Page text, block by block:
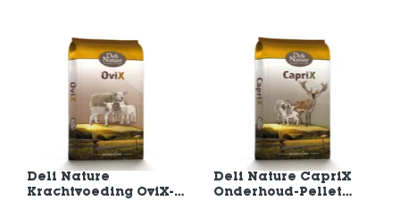
Deli Nature
Krachtvoeding OviX-
Deli Nature CapriX
Onderhoud-Pellet